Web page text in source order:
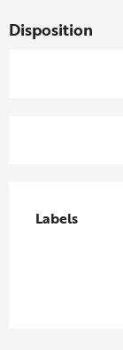
Disposition
Labels
Labels